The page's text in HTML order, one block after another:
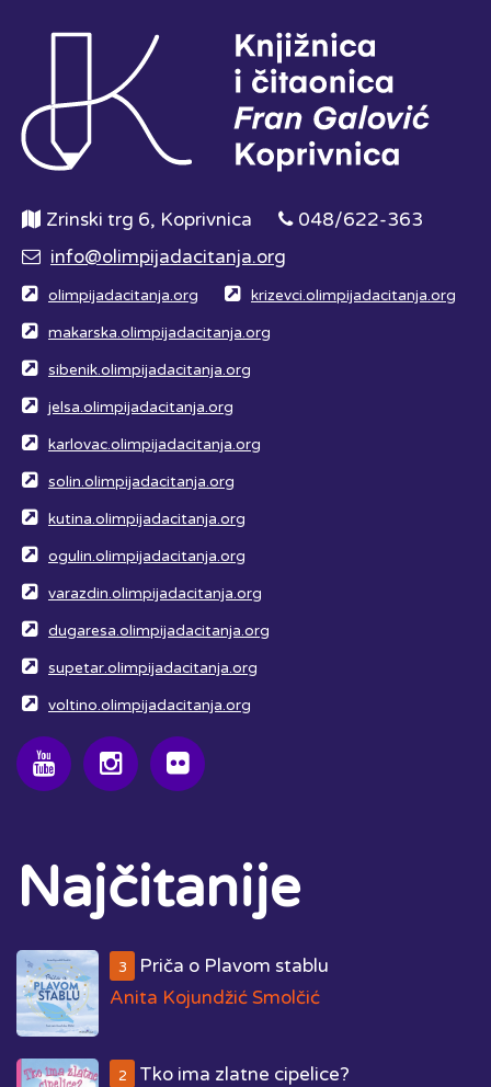
Zrinski trg 6, Koprivnica
048/622-363
info@olimpijadacitanja.org
olimpijadacitanja.org krizevci.olimpijadacitanja.org
makarska.olimpijadacitanja.org
sibenik.olimpijadacitanja.org
jelsa.olimpijadacitanja.org
karlovac.olimpijadacitanja.org
solin.olimpijadacitanja.org
kutina.olimpijadacitanja.org
ogulin.olimpijadacitanja.org
varazdin.olimpijadacitanja.org
dugaresa.olimpijadacitanja.org
supetar.olimpijadacitanja.org
voltino.olimpijadacitanja.org
Najčitanije
3
Priča o Plavom stablu
Anita Kojundžić Smolčić
2
Tko ima zlatne cipelice?